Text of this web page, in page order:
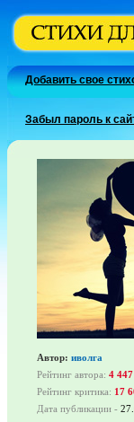
Добавить свое
Забыл пароль к
Автор: иволга
Рейтинг автора: 4 447
Рейтинг критика: 17
Дата публикации -